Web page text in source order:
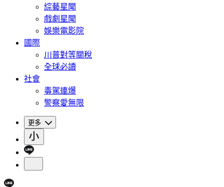
綜藝星聞
戲劇星聞
娛樂電影院
國際
川普對等關稅
全球必讀
社會
毒駕連爆
警察愛無限
更多